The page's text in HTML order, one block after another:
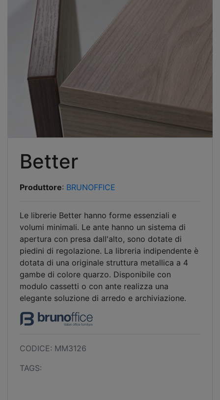
Better
Produttore: BRUNOFFICE
Le librerie Better hanno forme essenziali e
volumi minimali. Le ante hanno un sistema di
apertura con presa dall'alto, sono dotate di
piedini di regolazione. La libreria indipendente è
dotata di una originale struttura metallica a 4
gambe di colore quarzo. Disponibile con
modulo cassetti o con ante realizza una
elegante soluzione di arredo e archiviazione.
CODICE: MM3126
TAGS: